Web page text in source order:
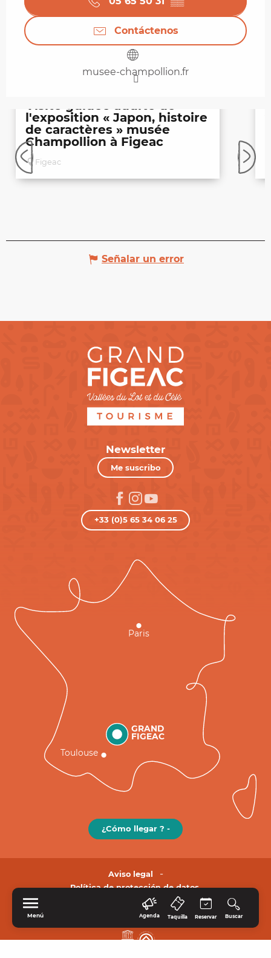
Menú Agenda Taquilla Reservar Buscar
Contáctenos
musee-champollion.fr
Visite guidée adulte de
l'exposition « Japon, histoire
de caractères » musée
Champollion à Figeac
Figeac
Señalar un error
Newsletter
Me suscribo
+33 (0)5 65 34 06 25
GRAND
FIGEAC
Toulouse
Paris
¿Cómo llegar ? -
Aviso legal
Política de protección de datos.